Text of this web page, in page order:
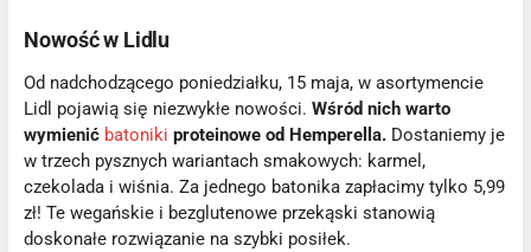
Nowość w Lidlu
Od nadchodzącego poniedziałku, 15 maja, w asortymencie
Lidl pojawią się niezwykłe nowości.Wśród nich warto
wymienić batoniki proteinowe od Hemperella. Dostaniemy je
w trzech pysznych wariantach smakowych: karmel,
czekolada i wiśnia. Za jednego batonika zapłacimy tylko 5,99
zł! Te wegańskie i bezglutenowe przekąski stanowią
doskonałe rozwiązanie na szybki posiłek.